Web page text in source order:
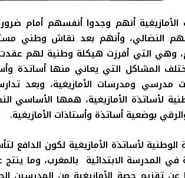
الأمازيغية أنهم وجدوا أنفسهم أمام
النضالي، وأنهم بعد نقاش وطني
مختلف المشاكل التي يعاني منها أساتذة
مدرسي ومدرسات الأمازيغية، وبعد
لأساتذة الأمازيغية، همها الأساسي
بوضعية أساتذة وأستاذات الأمازيغية.
الوطنية لأساتذة الأمازيغية لكون
في المدرسة الابتدائية بالمغرب، وما